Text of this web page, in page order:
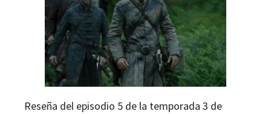
Reseña del episodio 5 de la temporada 3 de